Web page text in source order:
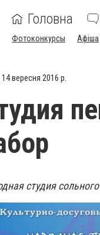
Головна
Фотоконкурсы Афіша
вересня 2016 р.
студия